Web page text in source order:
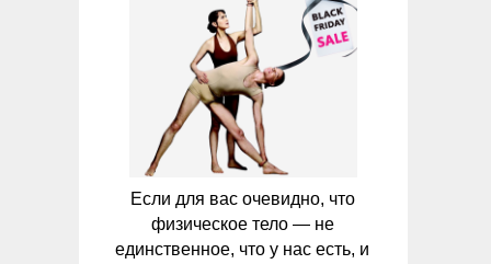
Если для вас очевидно, что
физическое тело — не
единственное, что у нас есть, и